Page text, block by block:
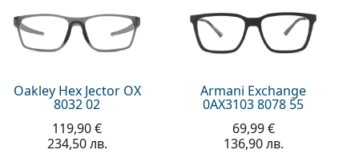
Oakley Hex Jector OX
8032 02
119,90 €
234,50 лв.
Armani Exchange
0AX3103 8078 55
69,99 €
136,90 лв.